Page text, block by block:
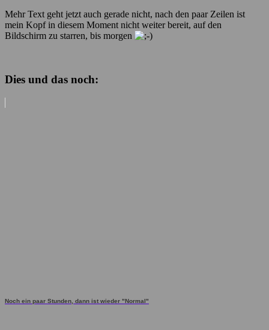
Mehr Text geht jetzt auch gerade nicht, nach den paar Zeilen ist
mein Kopf in diesem Moment nicht weiter bereit, auf den
Bildschirm zu starren, bis morgen
Dies und das noch:
Noch ein paar Stunden, dann ist wieder "Normal"